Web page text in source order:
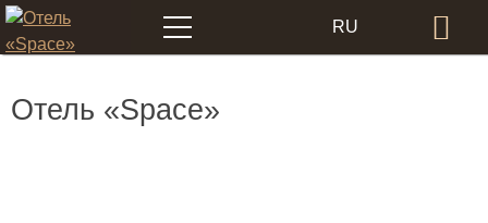
Меню RU
Отель «Space»